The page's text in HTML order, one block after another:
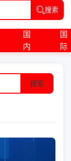
搜索
国
内
国
际
搜索